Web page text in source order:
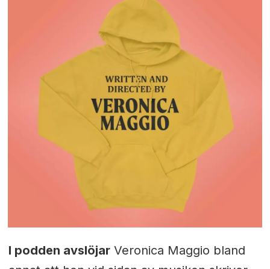
I podden avslöjarVeronica Maggio bland